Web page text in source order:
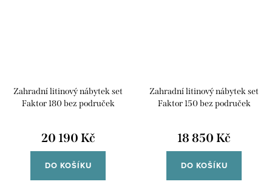
Zahradní litinový nábytek set
Faktor 180 bez područek
20 190 Kč
DO KOŠÍKU
Zahradní litinový nábytek set
Faktor 150 bez područek
18 850 Kč
DO KOŠÍKU